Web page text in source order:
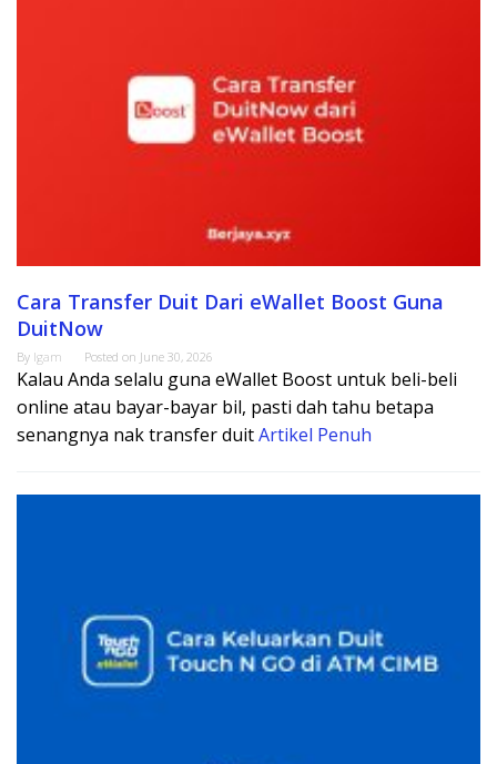
Cara Transfer Duit Dari eWallet Boost Guna
DuitNow
By Igam Posted on June 30, 2026
Kalau Anda selalu guna eWallet Boost untuk beli-beli
online atau bayar-bayar bil, pasti dah tahu betapa
senangnya nak transfer duitArtikel Penuh